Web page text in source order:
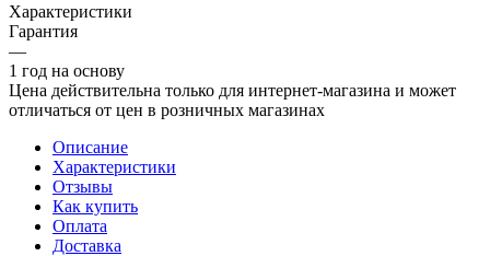
Характеристики
Гарантия
—
1 год на основу
Цена действительна только для интернет-магазина и может
отличаться от цен в розничных магазинах
Описание
Характеристики
Отзывы
Как купить
Оплата
Доставка